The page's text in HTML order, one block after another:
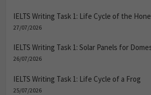
IELTS Writing Task 1: Life Cycle of the
27/07/2026
IELTS Writing Task 1: Solar Panels for
26/07/2026
IELTS Writing Task 1: Life Cycle of a Frog
25/07/2026